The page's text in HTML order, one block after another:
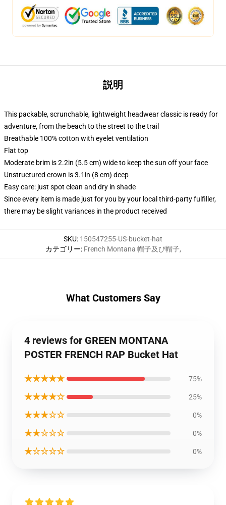
説明
This packable, scrunchable, lightweight headwear classic is ready for
adventure, from the beach to the street to the trail
Breathable 100% cotton with eyelet ventilation
Flat top
Moderate brim is 2.2in (5.5 cm) wide to keep the sun off your face
Unstructured crown is 3.1in (8 cm) deep
Easy care: just spot clean and dry in shade
Since every item is made just for you by your local third-party fulfiller,
there may be slight variances in the product received
SKU: 150547255-US-bucket-hat
カテゴリー: French Montana 帽子及び帽子,
What Customers Say
4 reviews for GREEN MONTANA
POSTER FRENCH RAP Bucket Hat
★★★★★ 75%
★★★★☆ 25%
★★★☆☆ 0%
★★☆☆☆ 0%
★☆☆☆☆ 0%